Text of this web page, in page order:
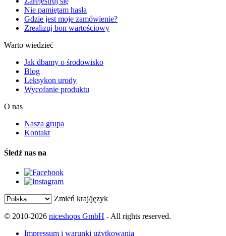
Nie pamiętam hasła
Gdzie jest moje zamówienie?
Zrealizuj bon wartościowy
Warto wiedzieć
Jak dbamy o środowisko
Blog
Leksykon urody
Wycofanie produktu
O nas
Nasza grupa
Kontakt
Śledź nas na
Zmień kraj/język
© 2010-2026 niceshops GmbH - All rights reserved.
Impressum i warunki użytkowania